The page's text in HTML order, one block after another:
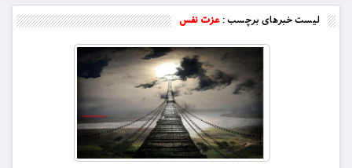
لیست خبرهای برچسب :عزت نفس